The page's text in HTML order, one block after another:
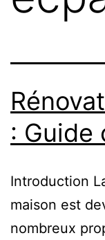
: Guide
Introduction
maison est
nombreux